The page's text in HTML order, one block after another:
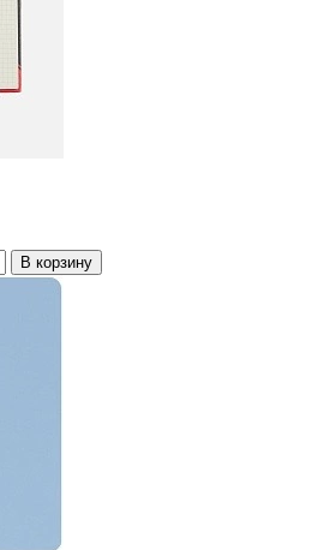
В корзину